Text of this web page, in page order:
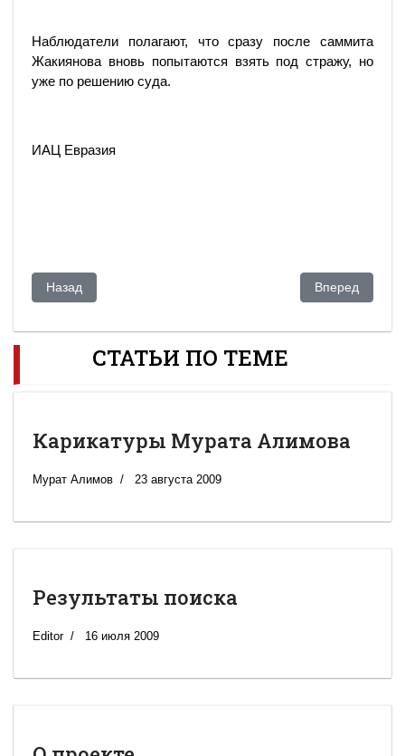
Наблюдатели полагают, что сразу после саммита
Жакиянова вновь попытаются взять под стражу, но
уже по решению суда.
ИАЦ Евразия
Предыдущий: Бернар Бертосса: случай с Бородиным - не
Назад Следующий:
Вперед
СТАТЬИ ПО ТЕМЕ
Карикатуры Мурата Алимова
Мурат Алимов 23 августа 2009
Результаты поиска
Editor 16 июля 2009